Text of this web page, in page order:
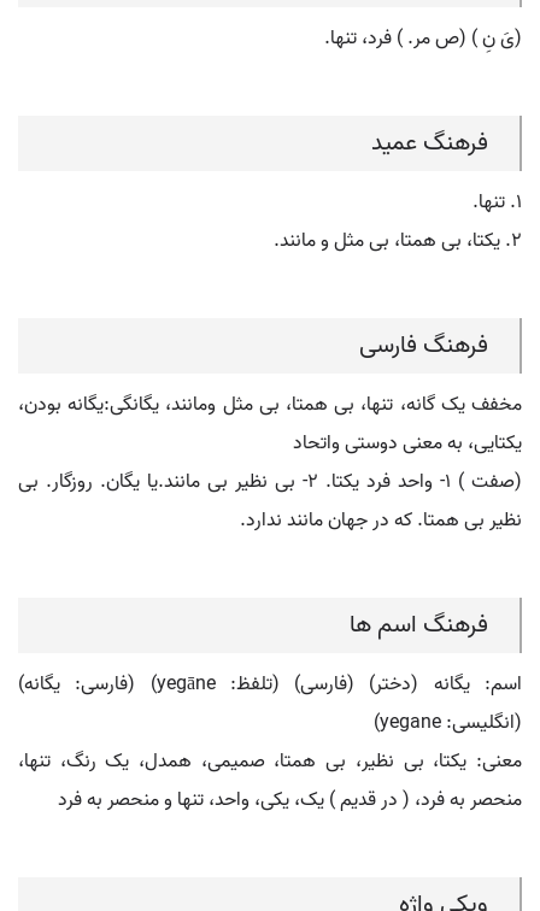
(یَ نِ ) (ص مر. ) فرد، تنها.
فرهنگ عمید
۱. تنها.
۲. یکتا، بی همتا، بی مثل و مانند.
فرهنگ فارسی
مخفف یک گانه، تنها، بی همتا، بی مثل ومانند، یگانگی:یگانه بودن،
یکتایی، به معنی دوستی واتحاد
(صفت ) ۱- واحد فرد یکتا. ۲- بی نظیر بی مانند.یا یگان. روزگار. بی
نظیر بی همتا. که در جهان مانند ندارد.
فرهنگ اسم ها
اسم: یگانه (دختر) (فارسی) (تلفظ: yegāne) (فارسی: يگانه)
(انگلیسی: yegane)
معنی: یکتا، بی نظیر، بی همتا، صمیمی، همدل، یک رنگ، تنها،
منحصر به فرد، ( در قدیم ) یک، یکی، واحد، تنها و منحصر به فرد